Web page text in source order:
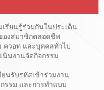
รียนรู้ร่วมกันในประเด็น
องสมาชิกตลอดชีพ
ควอท และบุคคลทั่วไป
นินงานจัดกิจกรรม
นรับรหัสเข้าร่วมงาน
รรม และการทำแบบ